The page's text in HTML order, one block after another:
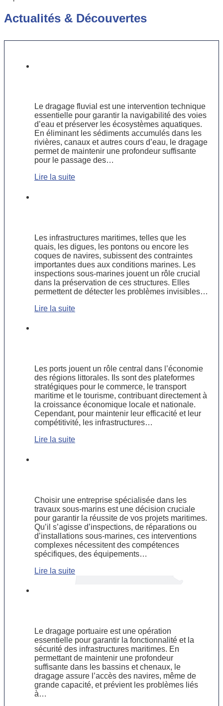
Actualités & Découvertes
Le dragage fluvial est une intervention technique
essentielle pour garantir la navigabilité des voies
d’eau et préserver les écosystèmes aquatiques.
En éliminant les sédiments accumulés dans les
rivières, canaux et autres cours d’eau, le dragage
permet de maintenir une profondeur suffisante
pour le passage des…
Lire la suite
Les infrastructures maritimes, telles que les
quais, les digues, les pontons ou encore les
coques de navires, subissent des contraintes
importantes dues aux conditions marines. Les
inspections sous-marines jouent un rôle crucial
dans la préservation de ces structures. Elles
permettent de détecter les problèmes invisibles…
Lire la suite
Les ports jouent un rôle central dans l’économie
des régions littorales. Ils sont des plateformes
stratégiques pour le commerce, le transport
maritime et le tourisme, contribuant directement à
la croissance économique locale et nationale.
Cependant, pour maintenir leur efficacité et leur
compétitivité, les infrastructures…
Lire la suite
Choisir une entreprise spécialisée dans les
travaux sous-marins est une décision cruciale
pour garantir la réussite de vos projets maritimes.
Qu’il s’agisse d’inspections, de réparations ou
d’installations sous-marines, ces interventions
complexes nécessitent des compétences
spécifiques, des équipements…
Lire la suite
Le dragage portuaire est une opération
essentielle pour garantir la fonctionnalité et la
sécurité des infrastructures maritimes. En
permettant de maintenir une profondeur
suffisante dans les bassins et chenaux, le
dragage assure l’accès des navires, même de
grande capacité, et prévient les problèmes liés
à…